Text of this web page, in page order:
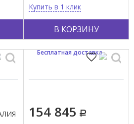
В КОРЗИНУ
Купить в 1 клик
154 845
Бесплатная доставка